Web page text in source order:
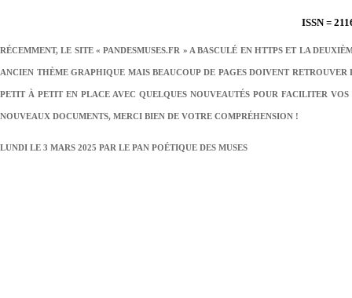
ISSN =
RÉCEMMENT, LE SITE « PANDESMUSES.FR » A BASCULÉ EN HTTPS ET LA
ANCIEN THÈME GRAPHIQUE MAIS BEAUCOUP DE PAGES DOIVENT
PETIT À PETIT EN PLACE AVEC QUELQUES NOUVEAUTÉS POUR FACILITER
NOUVEAUX DOCUMENTS, MERCI BIEN DE VOTRE COMPRÉHENSION !
LUNDI LE 3 MARS 2025 PAR LE PAN POÉTIQUE DES MUSES